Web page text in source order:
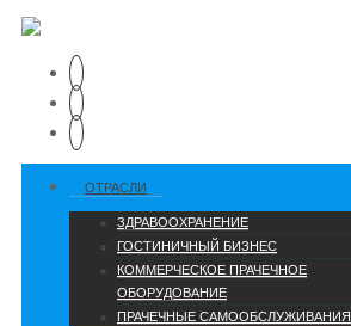
ОТРАСЛИ
ЗДРАВООХРАНЕНИЕ
ГОСТИНИЧНЫЙ БИЗНЕС
КОММЕРЧЕСКОЕ ПРАЧЕЧНОЕ
ОБОРУДОВАНИЕ
ПРАЧЕЧНЫЕ САМООБСЛУЖИВАНИЯ